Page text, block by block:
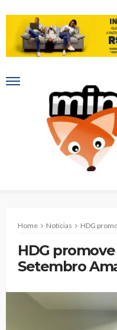
Home Notícias HDG
HDG
Setembro